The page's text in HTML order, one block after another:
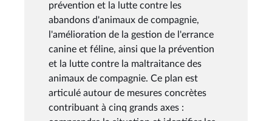
prévention et la lutte contre les
abandons d'animaux de compagnie,
l'amélioration de la gestion de l'errance
canine et féline, ainsi que la prévention
et la lutte contre la maltraitance des
animaux de compagnie. Ce plan est
articulé autour de mesures concrètes
contribuant à cinq grands axes :